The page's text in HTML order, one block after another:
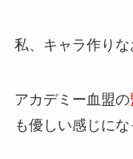
私、キャラ作り
アカデミー血盟の
も優しい感じにな